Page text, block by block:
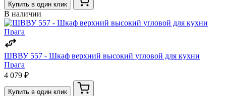
Купить в один клик
В наличии
ШВВУ 557 - Шкаф верхний высокий угловой для кухни
Прага
4 079 ₽
Купить в один клик